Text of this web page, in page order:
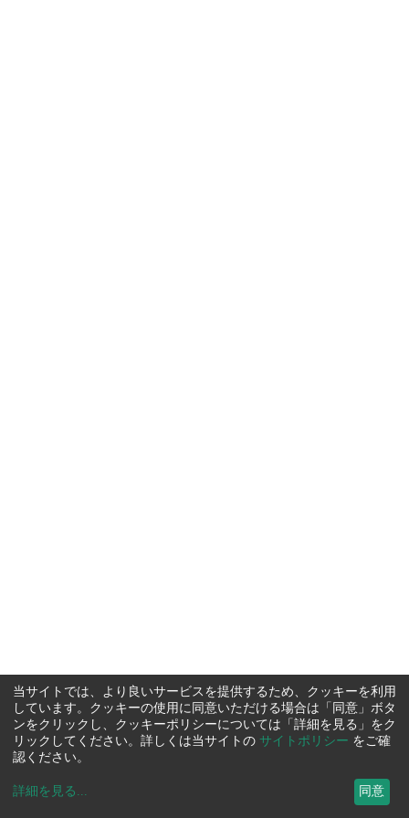
当サイトでは、より良いサービスを提供するため、クッキーを利用
しています。クッキーの使用に同意いただける場合は「同意」ボタ
ンをクリックし、クッキーポリシーについては「詳細を見る」をク
リックしてください。詳しくは当サイトの サイトポリシー をご確
認ください。
詳細を見る ... 同意